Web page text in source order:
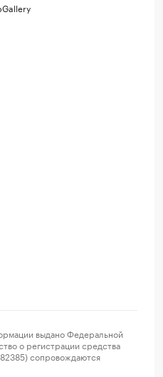
выдано Федеральной
о регистрации средства
сопровождаются